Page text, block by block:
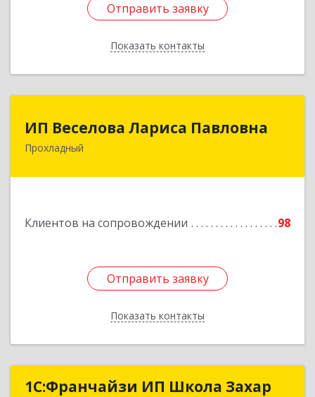
Отправить заявку
Показать контакты
Отправить заявку
Назад
ИП Веселова Лариса Павловна
Прохладный
Клиентов на сопровождении 98
Отправить заявку
Показать контакты
Отправить заявку
Назад
1С:Франчайзи ИП Школа Захар
1С:Франчайзи ИП Школа Захар